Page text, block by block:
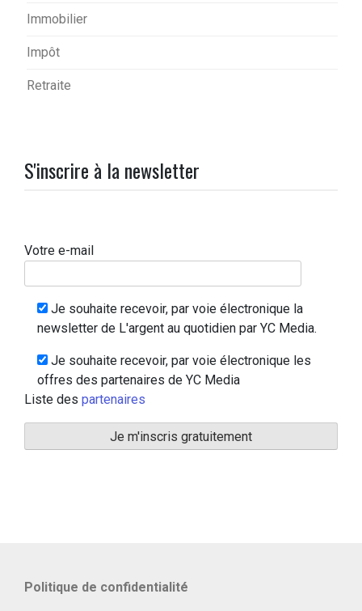
Immobilier
Impôt
Retraite
S'inscrire à la newsletter
Votre e-mail
Je souhaite recevoir, par voie électronique la
newsletter de L'argent au quotidien par YC Media.
Je souhaite recevoir, par voie électronique les
offres des partenaires de YC Media
Liste des partenaires
Politique de confidentialité